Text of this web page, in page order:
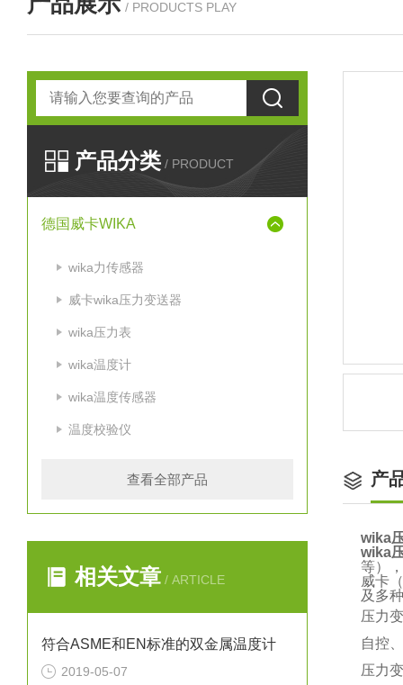
/ PRODUCTS PLAY
产品分类 / PRODUCT
德国威卡WIKA
wika力传感器
威卡wika压力变送器
wika压力表
wika温度计
wika温度传感器
温度校验仪
查看全部产品
相关文章 / ARTICLE
符合ASME和EN标准的双金属温度计
2019-05-07
产
wika
wika
等）
威卡
及多
压力
自控
压力